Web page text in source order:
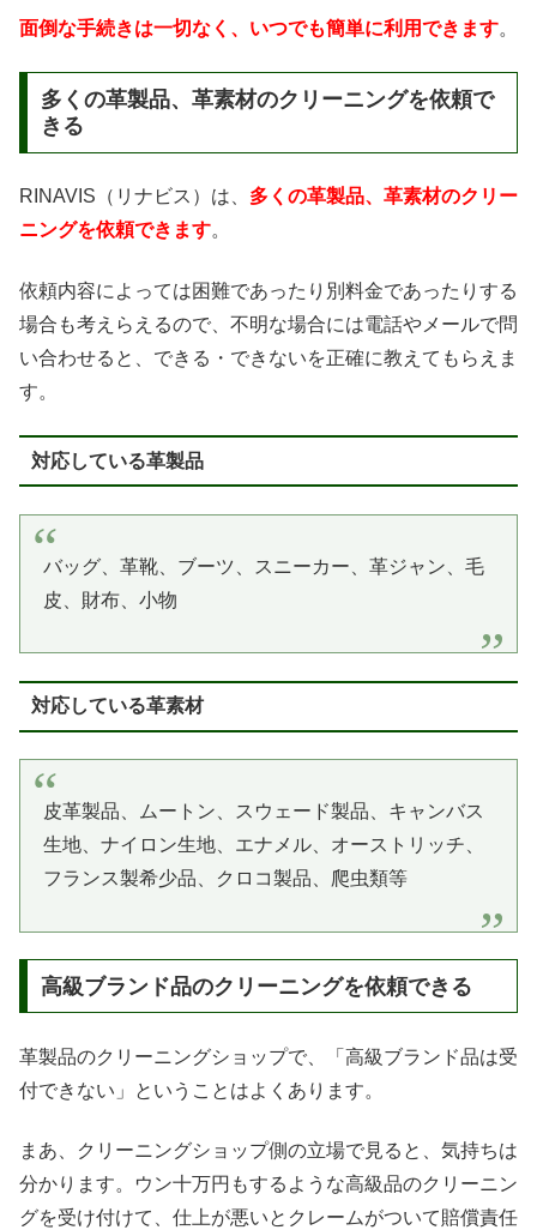
面倒な手続きは一切なく、いつでも簡単に利用できます。
多くの革製品、革素材のクリーニングを依頼で
きる
RINAVIS（リナビス）は、 多くの革製品、革素材のクリー
ニングを依頼できます。
依頼内容によっては困難であったり別料金であったりする
場合も考えらえるので、不明な場合には電話やメールで問
い合わせると、できる・できないを正確に教えてもらえま
す。
対応している革製品
バッグ、革靴、ブーツ、スニーカー、革ジャン、毛
皮、財布、小物
対応している革素材
皮革製品、ムートン、スウェード製品、キャンバス
生地、ナイロン生地、エナメル、オーストリッチ、
フランス製希少品、クロコ製品、爬虫類等
高級ブランド品のクリーニングを依頼できる
革製品のクリーニングショップで、「高級ブランド品は受
付できない」ということはよくあります。
まあ、クリーニングショップ側の立場で見ると、気持ちは
分かります。ウン十万円もするような高級品のクリーニン
グを受け付けて、仕上が悪いとクレームがついて賠償責任